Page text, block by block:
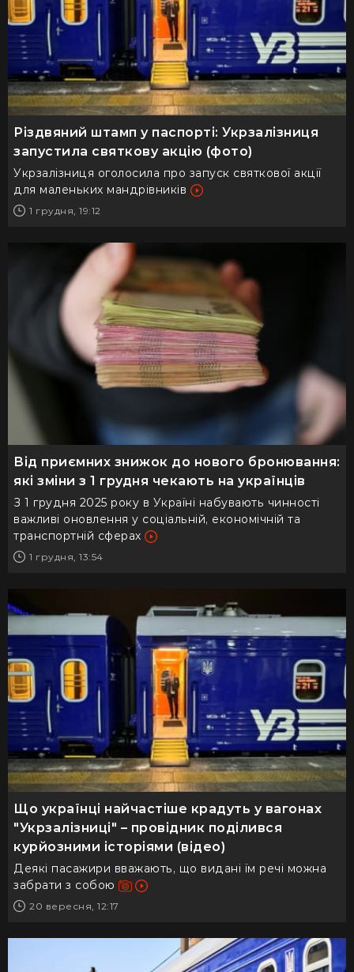
Різдвяний штамп у паспорті: Укрзалізниця
запустила святкову акцію (фото)
Укрзалізниця оголосила про запуск святкової акції
для маленьких мандрівників
1 грудня, 19:12
Від приємних знижок до нового бронювання:
які зміни з 1 грудня чекають на українців
З 1 грудня 2025 року в Україні набувають чинності
важливі оновлення у соціальній, економічній та
транспортній сферах
1 грудня, 13:54
Що українці найчастіше крадуть у вагонах
"Укрзалізниці" – провідник поділився
курйозними історіями (відео)
Деякі пасажири вважають, що видані їм речі можна
забрати з собою
20 вересня, 12:17